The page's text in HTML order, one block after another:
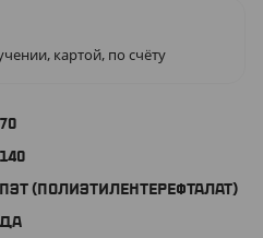
картой, по счёту
70
140
ПЭТ (ПОЛИЭТИЛЕНТЕРЕФТАЛАТ)
ДА